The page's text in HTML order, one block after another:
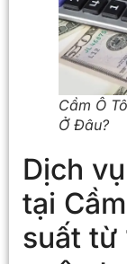
Cầm Ô
Ở Đâu?
Dịch
tại
suất từ